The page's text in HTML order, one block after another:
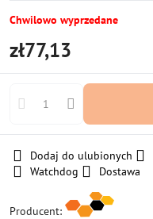
Chwilowo wyprzedane
zł77,13
Dodaj do ulubionych
Watchdog
Dostawa
Producent: